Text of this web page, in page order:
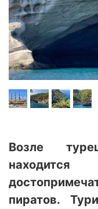
Возле
находится
пиратов.